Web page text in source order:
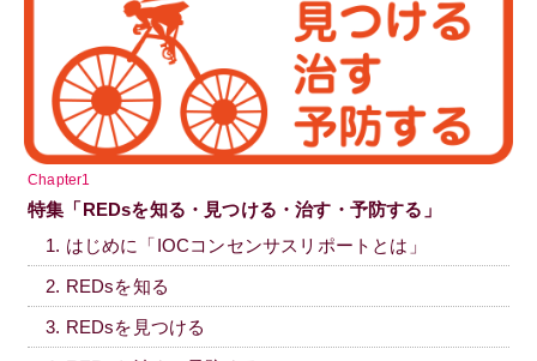
Chapter1
特集「REDsを知る・見つける・治す・予防する」
1. はじめに「IOCコンセンサスリポートとは」
2. REDsを知る
3. REDsを見つける